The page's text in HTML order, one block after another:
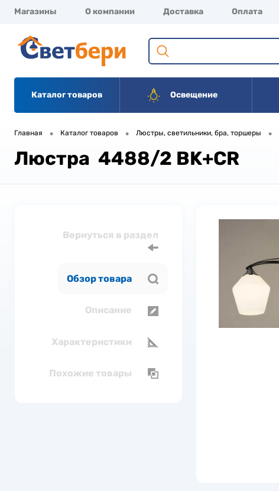
Магазины О компании Доставка Оплата
Каталог товаров Освещение
Главная • Каталог товаров • Люстры, светильники, бра, торшеры •
Люстра 4488/2 BK+CR
Вернуться в раздел
Обзор товара
Описание
Характеристики
Похожие товары